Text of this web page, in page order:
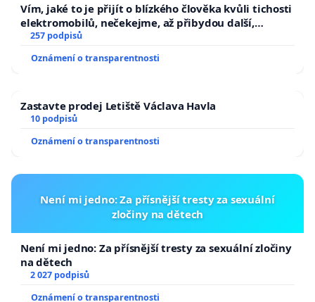
Vím, jaké to je přijít o blízkého člověka kvůli tichosti
elektromobilů, nečekejme, až přibydou další,
zaveďme slyšitelná auta!
257 podpisů
Oznámení o transparentnosti
Zastavte prodej Letiště Václava Havla
10 podpisů
Oznámení o transparentnosti
Není mi jedno: Za přísnější tresty za sexuální
zločiny na dětech
Není mi jedno: Za přísnější tresty za sexuální zločiny
na dětech
2 027 podpisů
Oznámení o transparentnosti